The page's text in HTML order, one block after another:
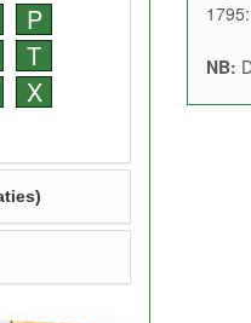
NB:
P
T
X